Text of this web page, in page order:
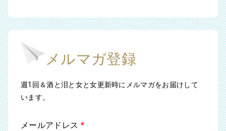
メルマガ登録
週1回＆酒と泪と女と女更新時にメルマガをお届けして
います。
メールアドレス *